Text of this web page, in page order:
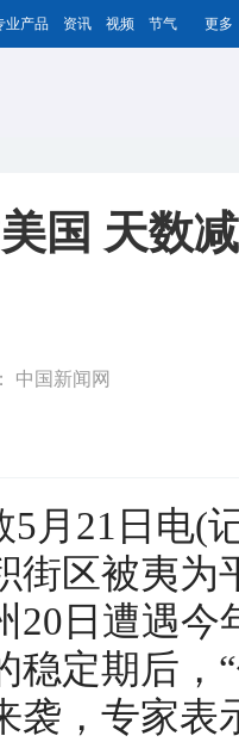
业产品 资讯 视频 节气 更多
国 天数
中国新闻网
5月21日电(
街区被夷
20日遭遇
稳定期后，
袭，专家表